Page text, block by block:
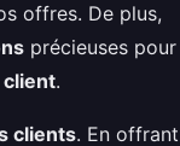
offres. De plus,
précieuses pour
.
clients. En offrant